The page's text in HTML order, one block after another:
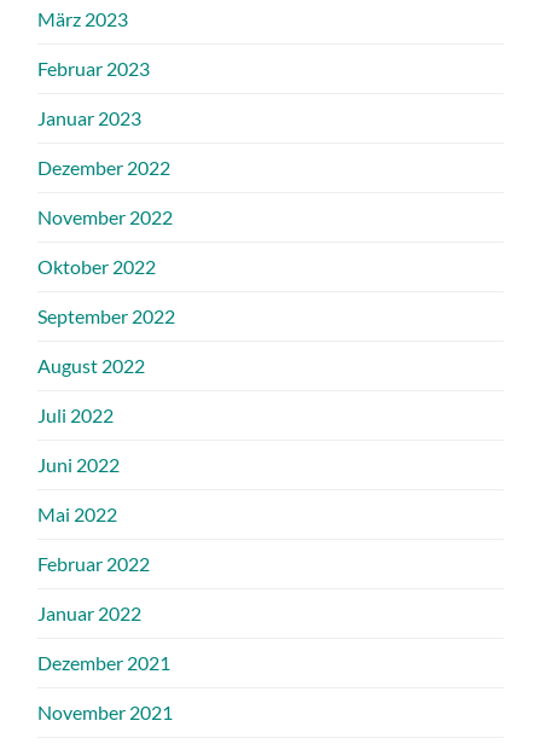
März 2023
Februar 2023
Januar 2023
Dezember 2022
November 2022
Oktober 2022
September 2022
August 2022
Juli 2022
Juni 2022
Mai 2022
Februar 2022
Januar 2022
Dezember 2021
November 2021